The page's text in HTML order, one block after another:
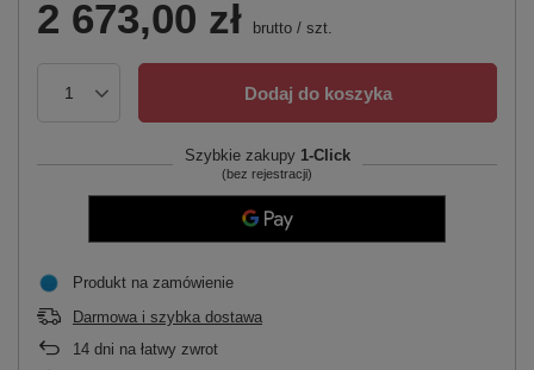
2 673,00 zł brutto / szt.
Dodaj do koszyka
Szybkie zakupy 1-Click
(bez rejestracji)
Produkt na zamówienie
Darmowa i szybka dostawa
14 dni na łatwy zwrot